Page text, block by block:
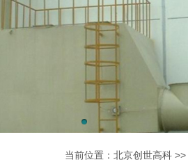
当前位置： 北京创世高科 >>